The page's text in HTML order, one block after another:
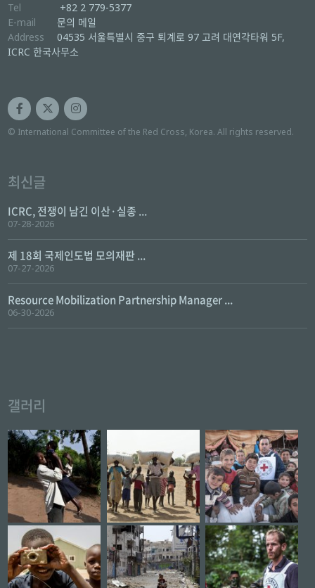
Tel
+82 2 779-5377
E-mail
문의 메일
Address
04535 서울특별시 중구 퇴계로 97 고려 대연각타워 5F,
ICRC 한국사무소
© International Committee of the Red Cross, Korea. All rights reserved.
최신글
ICRC, 전쟁이 남긴 이산·실종 ...
07-28-2026
제 18회 국제인도법 모의재판 ...
07-27-2026
Resource Mobilization Partnership Manager ...
06-30-2026
갤러리